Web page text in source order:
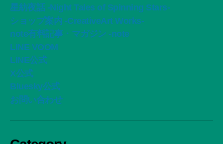
星紡夜話 -Night Tales of Spinning Stars-
ショップ案内 -CreativeArt Works-
note有料記事・マガジン -note
LINE VOOM
LINE公式
X公式
Bluesky公式
お問い合わせ